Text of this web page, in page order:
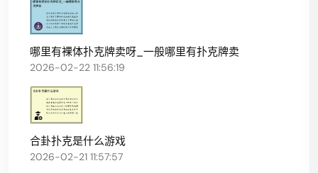
哪里有裸体扑克牌卖呀_一般哪里有扑克牌卖
2026-02-22 11:56:19
合卦扑克是什么游戏
2026-02-21 11:57:57